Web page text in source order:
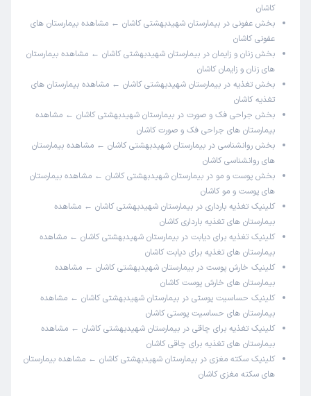
کاشان
بخش عفونی در بیمارستان شهیدبهشتی کاشان ← مشاهده بیمارستان های
عفونی کاشان
بخش زنان و زایمان در بیمارستان شهیدبهشتی کاشان ← مشاهده بیمارستان
های زنان و زایمان کاشان
بخش تغذیه در بیمارستان شهیدبهشتی کاشان ← مشاهده بیمارستان های
تغذیه کاشان
بخش جراحی فک و صورت در بیمارستان شهیدبهشتی کاشان ← مشاهده
بیمارستان های جراحی فک و صورت کاشان
بخش روانشناسی در بیمارستان شهیدبهشتی کاشان ← مشاهده بیمارستان
های روانشناسی کاشان
بخش پوست و مو در بیمارستان شهیدبهشتی کاشان ← مشاهده بیمارستان
های پوست و مو کاشان
کلینیک تغذیه بارداری در بیمارستان شهیدبهشتی کاشان ← مشاهده
بیمارستان های تغذیه بارداری کاشان
کلینیک تغذیه برای دیابت در بیمارستان شهیدبهشتی کاشان ← مشاهده
بیمارستان های تغذیه برای دیابت کاشان
کلینیک خارش پوست در بیمارستان شهیدبهشتی کاشان ← مشاهده
بیمارستان های خارش پوست کاشان
کلینیک حساسیت پوستی در بیمارستان شهیدبهشتی کاشان ← مشاهده
بیمارستان های حساسیت پوستی کاشان
کلینیک تغذیه برای چاقی در بیمارستان شهیدبهشتی کاشان ← مشاهده
بیمارستان های تغذیه برای چاقی کاشان
کلینیک سکته مغزی در بیمارستان شهیدبهشتی کاشان ← مشاهده بیمارستان
های سکته مغزی کاشان